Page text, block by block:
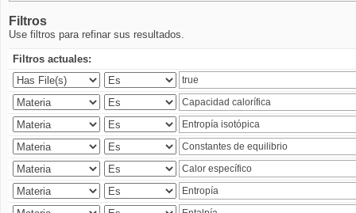
Filtros
Use filtros para refinar sus resultados.
Filtros actuales: